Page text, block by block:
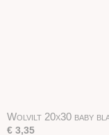
Wolvilt 20x30 baby
€ 3,35